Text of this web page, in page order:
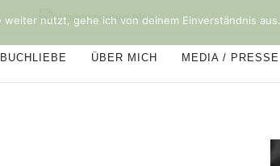
BUCHLIEBE ÜBER MICH MEDIA / PRESSE
nutzt, gehe ich von deinem Einverständnis aus.